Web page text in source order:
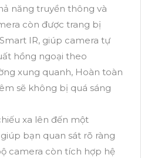
năng truyền thông và
còn được trang bị
IR, giúp camera tự
hồng ngoại theo
xung quanh, Hoàn toàn
sẽ không bị quá sáng
xa lên đến một
bạn quan sát rõ ràng
camera còn tích hợp hệ